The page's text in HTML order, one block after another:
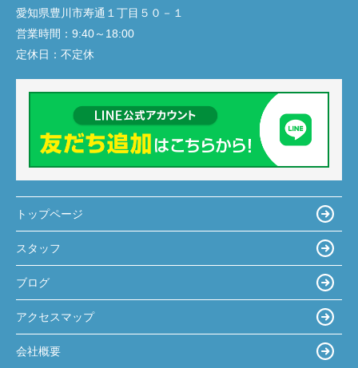
愛知県豊川市寿通１丁目５０－１
営業時間： 9:40～18:00
定休日： 不定休
トップページ
スタッフ
ブログ
アクセスマップ
会社概要